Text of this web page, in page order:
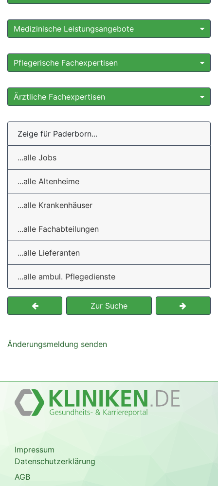
Medizinische Leistungsangebote
Pflegerische Fachexpertisen
Ärztliche Fachexpertisen
Zeige für Paderborn...
...alle Jobs
...alle Altenheime
...alle Krankenhäuser
...alle Fachabteilungen
...alle Lieferanten
...alle ambul. Pflegedienste
Zur Suche
Änderungsmeldung senden
Impressum
Datenschutzerklärung
AGB